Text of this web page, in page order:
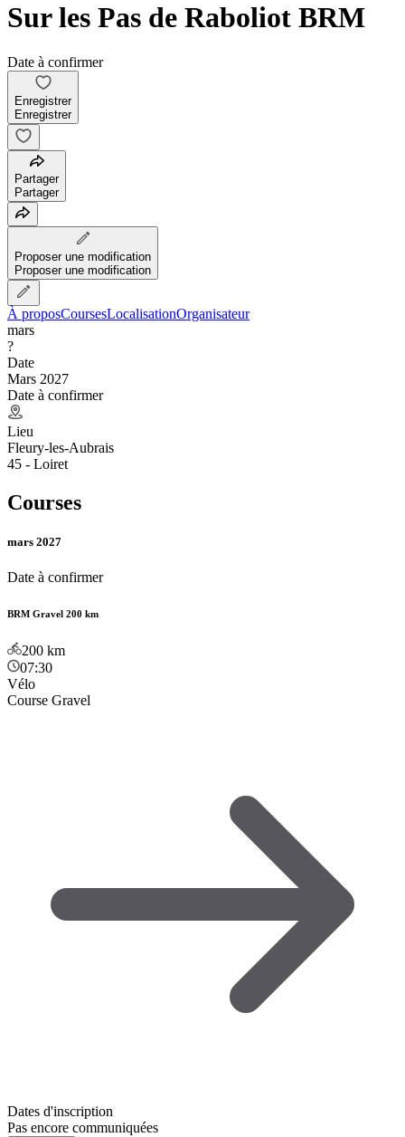
Sur les Pas de Raboliot BRM
Date à confirmer
Enregistrer
Enregistrer
Partager
Partager
Proposer une modification
Proposer une modification
À proposCoursesLocalisationOrganisateur
mars
?
Date
Mars 2027
Date à confirmer
Lieu
Fleury-les-Aubrais
45 - Loiret
Courses
mars 2027
Date à confirmer
BRM Gravel 200 km
200 km
07:30
Vélo
Course Gravel
Dates d'inscription
Pas encore communiquées